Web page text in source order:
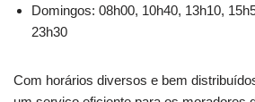
Domingos: 08h00, 10h40, 13h10,
23h30
Com horários diversos e bem